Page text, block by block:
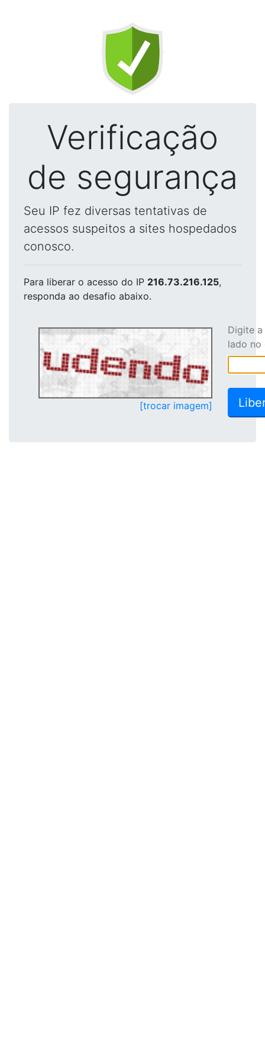
Verificação
de segurança
Seu IP fez diversas tentativas de
acessos suspeitos a sites hospedados
conosco.
Para liberar o acesso do IP 216.73.216.125,
responda ao desafio abaixo.
[trocar imagem]
Digite
lado no